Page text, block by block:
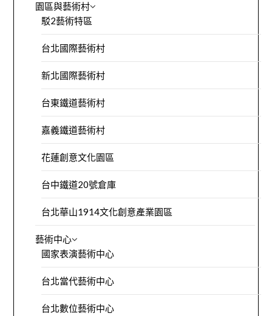
園區與藝術村
駁2藝術特區
台北國際藝術村
新北國際藝術村
台東鐵道藝術村
嘉義鐵道藝術村
花蓮創意文化園區
台中鐵道20號倉庫
台北華山1914文化創意產業園區
藝術中心
國家表演藝術中心
台北當代藝術中心
台北數位藝術中心